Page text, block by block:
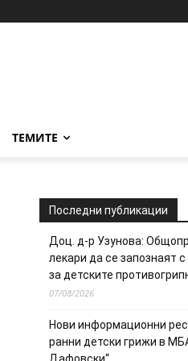
ТЕМИТЕ
Последни публикации
Доц. д-р Узунова:
лекари да се запознаят
за детските
07/08/2026
Нови информационни
ранни детски грижи в